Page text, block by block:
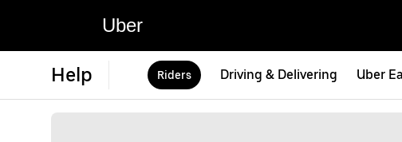
Uber
Help Riders Driving & Delivering Uber